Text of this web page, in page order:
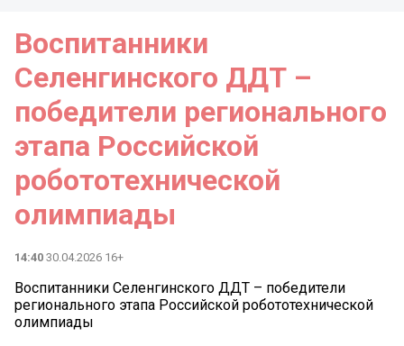
Воспитанники
Селенгинского ДДТ –
победители регионального
этапа Российской
робототехнической
олимпиады
14:40 30.04.2026 16+
Воспитанники Селенгинского ДДТ – победители
регионального этапа Российской робототехнической
олимпиады